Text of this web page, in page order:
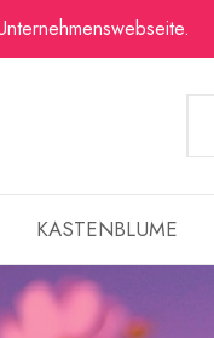
KASTENBLUME